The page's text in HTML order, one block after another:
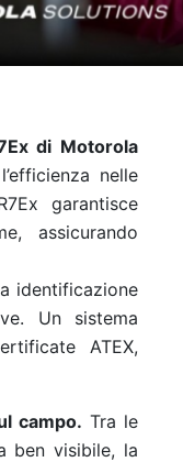
di Motorola
nelle
garantisce
assicurando
identificazione
Un sistema
ATEX,
campo. Tra le
ben visibile, la